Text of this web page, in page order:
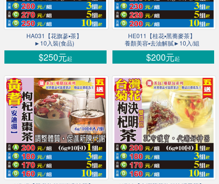
HA031【花旗蔘▪茶】
►10入裝(食品)
$250元起
HE011【桂花▪黑蕎麥茶】
養顏美容▪去油解膩►10入/組
$200元起